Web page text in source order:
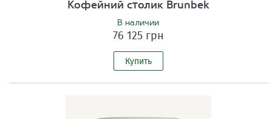
Кофейний столик Brunbek
В наличии
76 125 грн
Купить